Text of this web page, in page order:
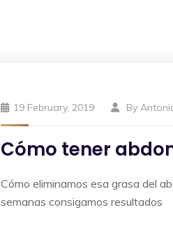
19 February, 2019 By
Cómo tener
Cómo eliminamos esa grasa del
semanas consigamos resultados